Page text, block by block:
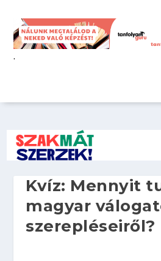
.
Kvíz: Mennyit
magyar
szerepléseiről?